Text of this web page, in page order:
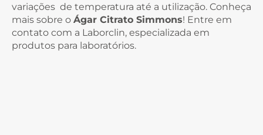
variações de temperatura até a utilização. Conheça
mais sobre o Ágar Citrato Simmons! Entre em
contato com a Laborclin, especializada em
produtos para laboratórios.